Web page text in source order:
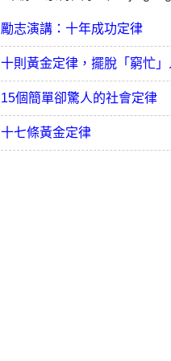
勵志演講：十年成功定律
十則黃金定律，擺脫「窮忙」
15個簡單卻驚人的社會定律
十七條黃金定律